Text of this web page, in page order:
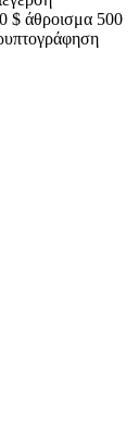
$ άθροισμα 500